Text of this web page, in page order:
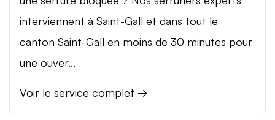
interviennent à Saint-Gall et dans tout le
canton Saint-Gall en moins de 30 minutes pour
une ouver...
Voir le service complet →